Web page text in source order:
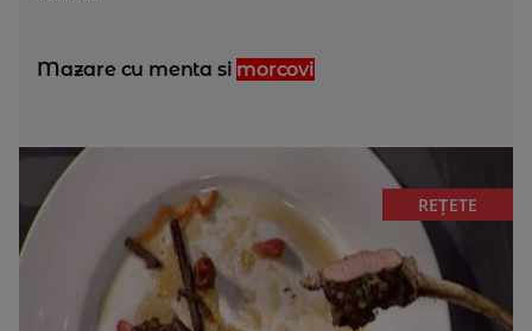
Mazare cu menta si morcovi
REȚETE